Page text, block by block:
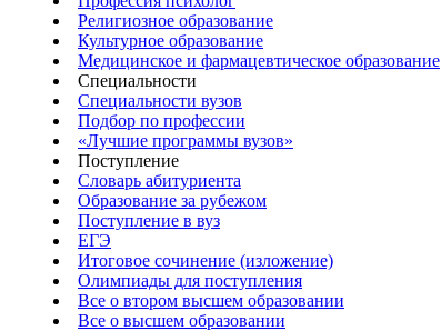
Религиозное образование
Культурное образование
Медицинское и фармацевтическое образование
Специальности
Специальности вузов
Подбор по профессии
«Лучшие программы вузов»
Поступление
Словарь абитуриента
Образование за рубежом
Поступление в вуз
ЕГЭ
Итоговое сочинение (изложение)
Олимпиады для поступления
Все о втором высшем образовании
Все о высшем образовании